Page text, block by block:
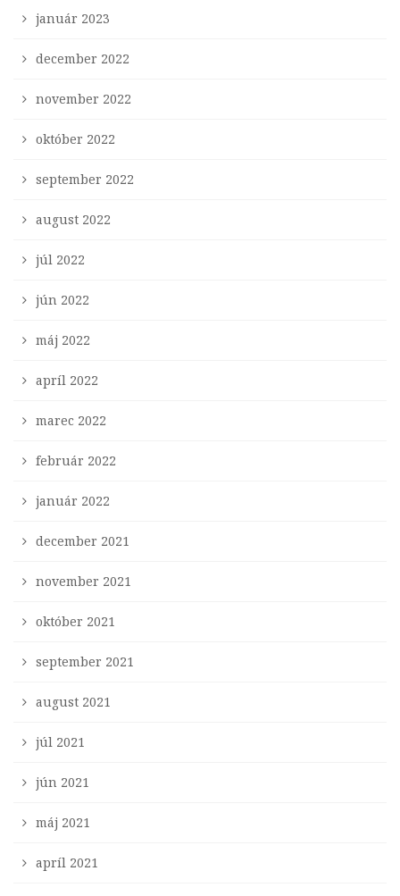
január 2023
december 2022
november 2022
október 2022
september 2022
august 2022
júl 2022
jún 2022
máj 2022
apríl 2022
marec 2022
február 2022
január 2022
december 2021
november 2021
október 2021
september 2021
august 2021
júl 2021
jún 2021
máj 2021
apríl 2021